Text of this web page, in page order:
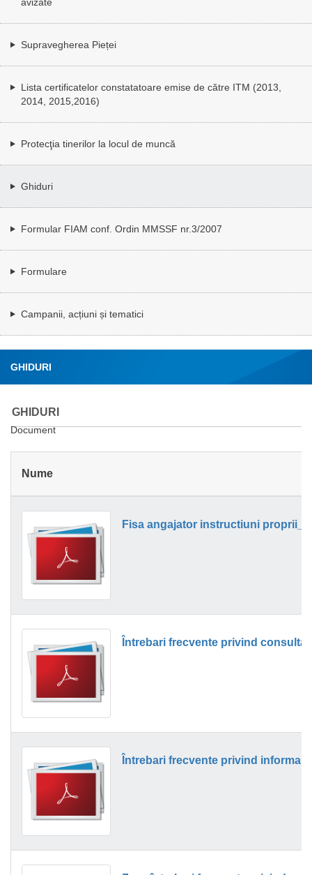
Supravegherea Pieței
Lista certificatelor constatatoare emise de către ITM (2013,
2014, 2015,2016)
Protecţia tinerilor la locul de muncă
Ghiduri
Formular FIAM conf. Ordin MMSSF nr.3/2007
Formulare
Campanii, acțiuni și tematici
GHIDURI
GHIDURI
Document
Nume
Fisa angajator instructiuni